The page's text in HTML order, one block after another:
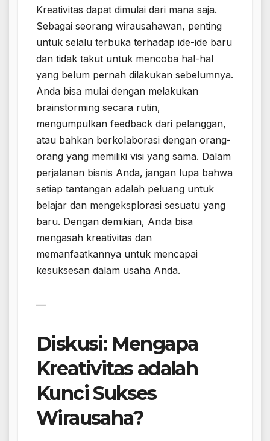
Kreativitas dapat dimulai dari mana saja.
Sebagai seorang wirausahawan, penting
untuk selalu terbuka terhadap ide-ide baru
dan tidak takut untuk mencoba hal-hal
yang belum pernah dilakukan sebelumnya.
Anda bisa mulai dengan melakukan
brainstorming secara rutin,
mengumpulkan feedback dari pelanggan,
atau bahkan berkolaborasi dengan orang-
orang yang memiliki visi yang sama. Dalam
perjalanan bisnis Anda, jangan lupa bahwa
setiap tantangan adalah peluang untuk
belajar dan mengeksplorasi sesuatu yang
baru. Dengan demikian, Anda bisa
mengasah kreativitas dan
memanfaatkannya untuk mencapai
kesuksesan dalam usaha Anda.
—
Diskusi: Mengapa
Kreativitas adalah
Kunci Sukses
Wirausaha?